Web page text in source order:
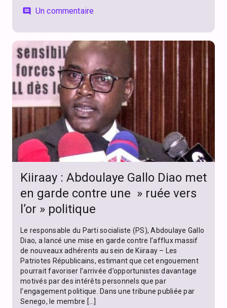
comment Un commentaire
Kiiraay : Abdoulaye Gallo Diao met
en garde contre une » ruée vers
l’or » politique
Le responsable du Parti socialiste (PS), Abdoulaye Gallo
Diao, a lancé une mise en garde contre l’afflux massif
de nouveaux adhérents au sein de Kiiraay – Les
Patriotes Républicains, estimant que cet engouement
pourrait favoriser l’arrivée d’opportunistes davantage
motivés par des intérêts personnels que par
l’engagement politique. Dans une tribune publiée par
Senego, le membre […]